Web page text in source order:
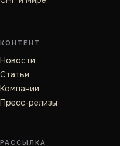
КОНТЕНТ
Новости
Статьи
Компании
Пресс-релизы
РАССЫЛКА